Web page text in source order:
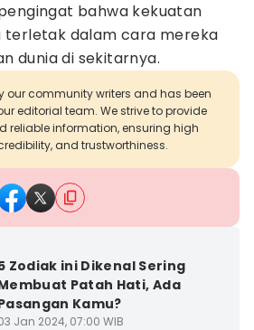
bahwa kekuatan
terletak dalam cara mereka
dunia di sekitarnya.
our community writers and has been
editorial team. We strive to provide
reliable information, ensuring high
and trustworthiness.
Zodiak ini Dikenal Sering
Patah Hati, Ada
Kamu?
Jan 2024, 07:00 WIB